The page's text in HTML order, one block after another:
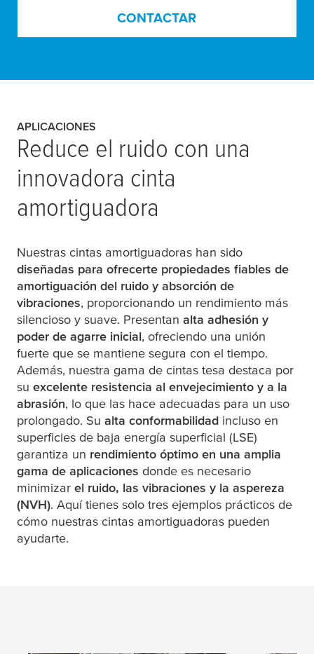
CONTACTAR
APLICACIONES
Reduce el ruido con una
innovadora cinta
amortiguadora
Nuestras cintas amortiguadoras han sido
diseñadas para ofrecerte propiedades fiables de
amortiguación del ruido y absorción de
vibraciones, proporcionando un rendimiento más
silencioso y suave. Presentan alta adhesión y
poder de agarre inicial, ofreciendo una unión
fuerte que se mantiene segura con el tiempo.
Además, nuestra gama de cintas tesa destaca por
su excelente resistencia al envejecimiento y a la
abrasión, lo que las hace adecuadas para un uso
prolongado. Su alta conformabilidad incluso en
superficies de baja energía superficial (LSE)
garantiza un rendimiento óptimo en una amplia
gama de aplicaciones donde es necesario
minimizar el ruido, las vibraciones y la aspereza
(NVH). Aquí tienes solo tres ejemplos prácticos de
cómo nuestras cintas amortiguadoras pueden
ayudarte.